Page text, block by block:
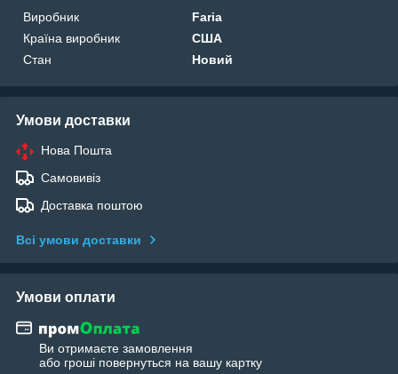
Виробник
Faria
Країна виробник
США
Стан
Новий
Умови доставки
Нова Пошта
Самовивіз
Доставка поштою
Всі умови доставки
Умови оплати
Ви отримаєте замовлення
або гроші повернуться на вашу картку